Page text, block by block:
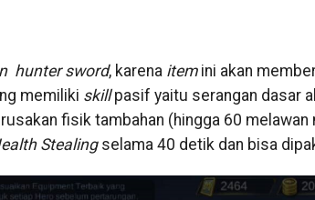
hunter sword, karena itemini akan
memiliki skillpasif yaitu serangan dasar
fisik tambahan (hingga 60
Stealingselama 40 detik dan bisa